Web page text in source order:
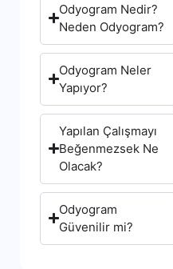
Odyogram Nedir?
Neden Odyogram?
Odyogram Neler
Yapıyor?
Yapılan Çalışmayı
Beğenmezsek Ne
Olacak?
Odyogram
Güvenilir mi?